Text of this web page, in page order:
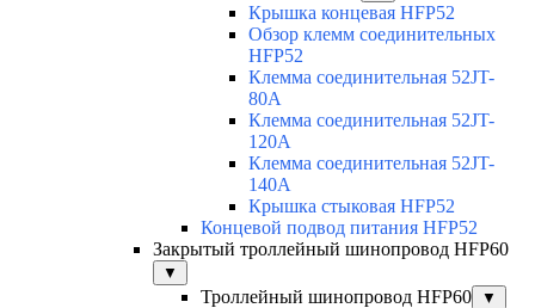
Крышка концевая HFP52
Обзор клемм соединительных
HFP52
Клемма соединительная 52JT-
80A
Клемма соединительная 52JT-
120A
Клемма соединительная 52JT-
140A
Крышка стыковая HFP52
Концевой подвод питания HFP52
Закрытый троллейный шинопровод HFP60
▼
Троллейный шинопровод HFP60 ▼